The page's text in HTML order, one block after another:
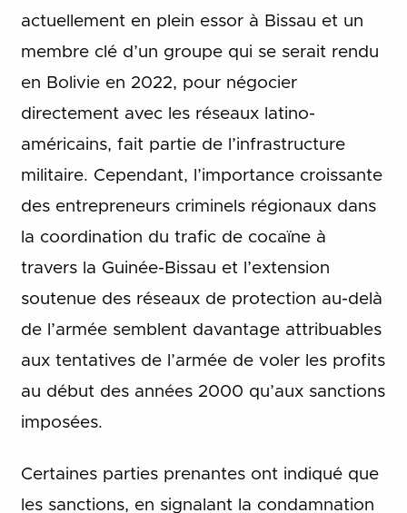
actuellement en plein essor à Bissau et un
membre clé d’un groupe qui se serait rendu
en Bolivie en 2022, pour négocier
directement avec les réseaux latino-
américains, fait partie de l’infrastructure
militaire. Cependant, l’importance croissante
des entrepreneurs criminels régionaux dans
la coordination du trafic de cocaïne à
travers la Guinée-Bissau et l’extension
soutenue des réseaux de protection au-delà
de l’armée semblent davantage attribuables
aux tentatives de l’armée de voler les profits
au début des années 2000 qu’aux sanctions
imposées.
Certaines parties prenantes ont indiqué que
les sanctions, en signalant la condamnation